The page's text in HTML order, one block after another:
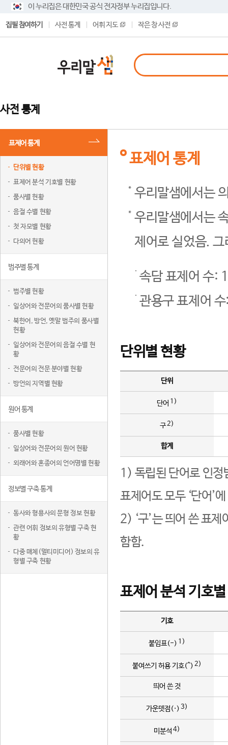
이 누리집은 대한민국 공식 전자정부 누리집입니다.
집필 참여하기 사전 통계 어휘 지도 작은 창 사전
사전 통계
표제어 통계
단위별 현황
표제어 분석 기호별 현황
품사별 현황
음절 수별 현황
첫 자모별 현황
다의어 현황
범주별 통계
범주별 현황
일상어와 전문어의 품사별 현황
북한어, 방언, 옛말 범주의 품사별
현황
일상어와 전문어의 음절 수별 현
황
전문어의 전문 분야별 현황
방언의 지역별 현황
원어 통계
품사별 현황
일상어와 전문어의 원어 현황
외래어와 혼종어의 언어명별 현황
정보별 구축 통계
동사와 형용사의 문형 정보 현황
관련 어휘 정보의 유형별 구축 현
황
다중 매체(멀티미디어) 정보의 유
형별 구축 현황
표제어 통계
우리말샘에서는
우리말샘에서는
제어로 실었음.
속담 표제어 수:
관용구 표제어
단위별 현황
단위
단어 1)
구2)
합계
1) 독립된 단어로 인정
표제어도 모두 ‘단어’
2) ‘구’는 띄어 쓴 표
함함.
표제어 분석 기호
기호
붙임표(-) 1)
붙여쓰기 허용 기호(^) 2)
띄어 쓴 것
가운뎃점(·) 3)
미분석 4)